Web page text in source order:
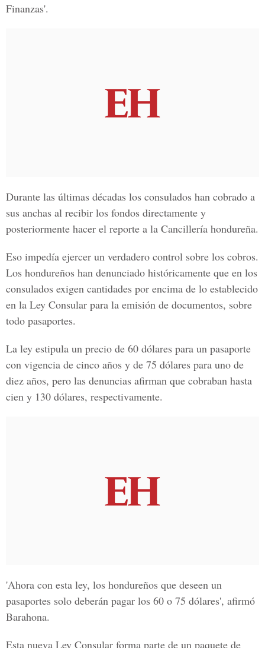
Finanzas'.
Durante las últimas décadas los consulados han cobrado a
sus anchas al recibir los fondos directamente y
posteriormente hacer el reporte a la Cancillería hondureña.
Eso impedía ejercer un verdadero control sobre los cobros.
Los hondureños han denunciado históricamente que en los
consulados exigen cantidades por encima de lo establecido
en la Ley Consular para la emisión de documentos, sobre
todo pasaportes.
La ley estipula un precio de 60 dólares para un pasaporte
con vigencia de cinco años y de 75 dólares para uno de
diez años, pero las denuncias afirman que cobraban hasta
cien y 130 dólares, respectivamente.
'Ahora con esta ley, los hondureños que deseen un
pasaportes solo deberán pagar los 60 o 75 dólares', afirmó
Barahona.
Esta nueva Ley Consular forma parte de un paquete de